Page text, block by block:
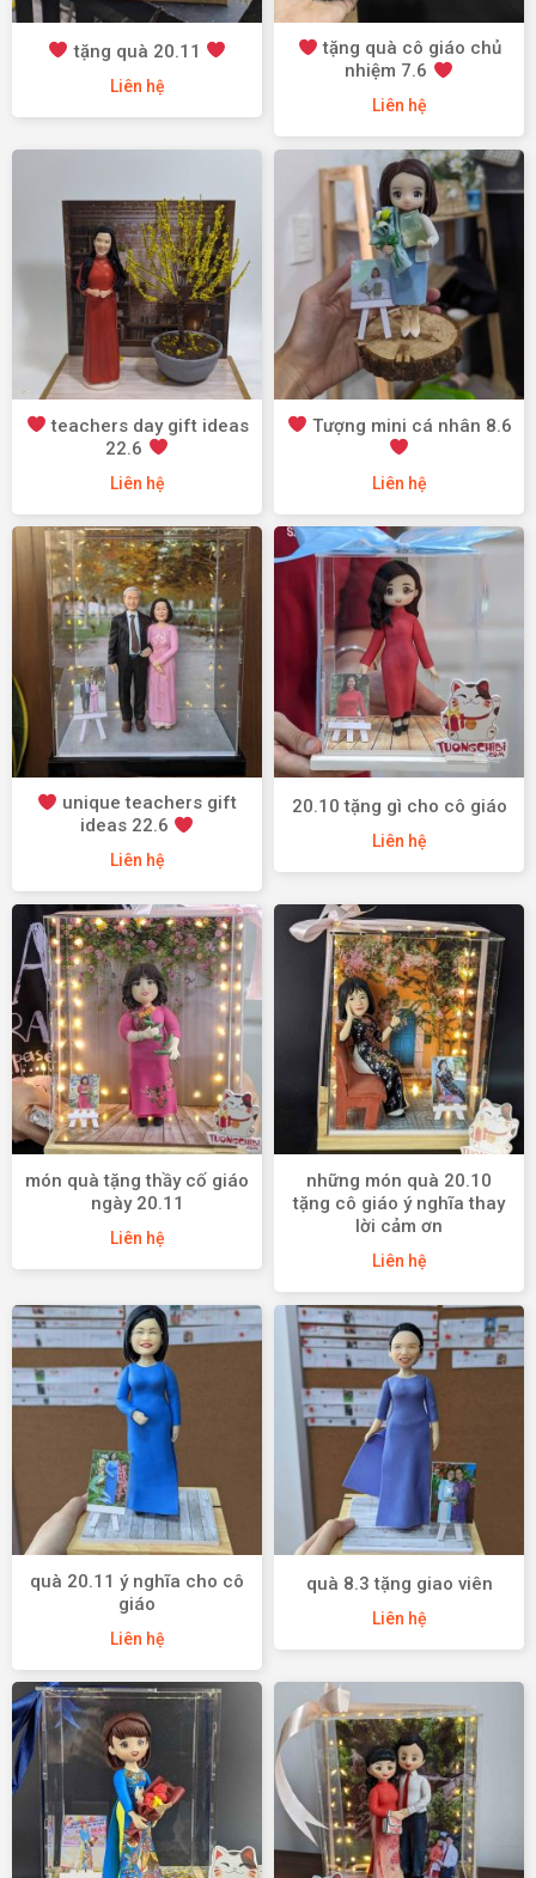
tặng quà 20.11
Liên hệ
tặng quà cô giáo chủ
nhiệm 7.6
Liên hệ
teachers day gift ideas
22.6
Liên hệ
Tượng mini cá nhân 8.6
Liên hệ
unique teachers gift
ideas 22.6
Liên hệ
20.10 tặng gì cho cô giáo
Liên hệ
món quà tặng thầy cố giáo
ngày 20.11
Liên hệ
những món quà 20.10
tặng cô giáo ý nghĩa thay
lời cảm ơn
Liên hệ
quà 20.11 ý nghĩa cho cô
giáo
Liên hệ
quà 8.3 tặng giao viên
Liên hệ